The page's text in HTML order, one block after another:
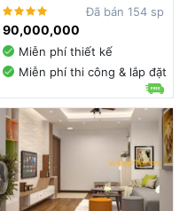
Đã bán 154 sp
90,000,000
Miễn phí thiết kế
Miễn phí thi công & lắp đặt